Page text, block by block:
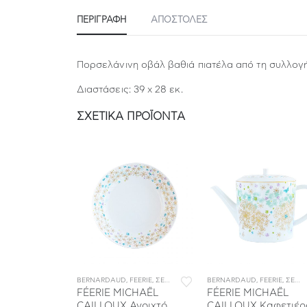
ΠΕΡΙΓΡΑΦΉ ΑΠΟΣΤΟΛΕΣ
Πορσελάνινη οβάλ βαθιά πιατέλα από τη
Διαστάσεις: 39 x 28 εκ.
ΣΧΕΤΙΚΆ ΠΡΟΪΌΝΤΑ
,ΣΕΡΒΙΤΣΙΑ ΦΑΓΗΤΟΥ
BERNARDAUD FEERIE ΣΕΡΒΙΤΣΙΑ ΠΟΡΣΕΛΑΝΗΣ , ΣΕΡΒΙΤΣΙΑ
FÉERIE MICHAËL
BERNARDAUD FEERIE ΣΕΡΒΙΤΣΙΑ ΠΟΡΣΕΛΑΝΗΣ
FÉERIE MICHAËL